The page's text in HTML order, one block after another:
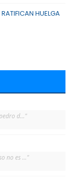
HUELGA
d..."
no es ..."